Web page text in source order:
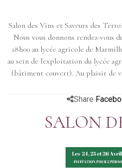
Salon des Vins et Saveurs des
Nous vous donnons rendez-vous
18h00 au lycée agricole de
au sein de l'exploitation du lycée
(bâtiment couvert). Au plaisir de
Share
SALON